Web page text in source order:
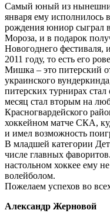
Самый юный из
января ему исполнилось
рождения юниор сыграл
Мороза, и в подарок
Новогоднего фестиваля,
2011 году, то есть его
Мишка – это питерский
украинского
питерских турнирах
месяц стал вторым на
Красногвардейского
хоккейном матче СКА,
и имел возможность
В младшей категории
числе главных
настольном хоккее ему
волейболом.
Пожелаем успехов во
Александр Жерновой